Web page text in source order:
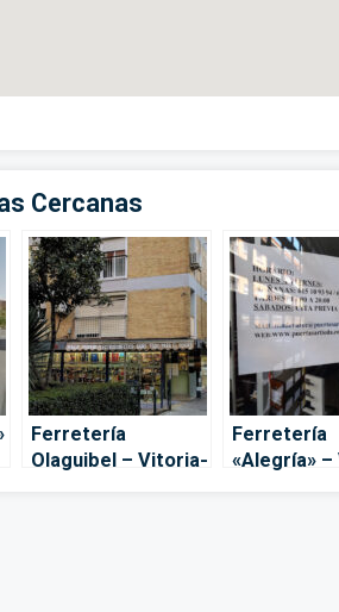
Cercanas
Ferretería
Olaguibel – Vitoria-
Ferretería
«Alegría»